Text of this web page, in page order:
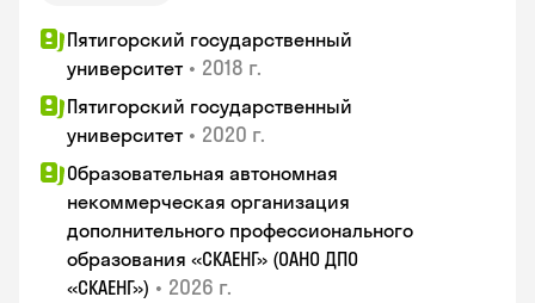
Пятигорский государственный
университет • 2018 г.
Пятигорский государственный
университет • 2020 г.
Образовательная автономная
некоммерческая организация
дополнительного профессионального
образования «СКАЕНГ» (ОАНО ДПО
«СКАЕНГ») • 2026 г.